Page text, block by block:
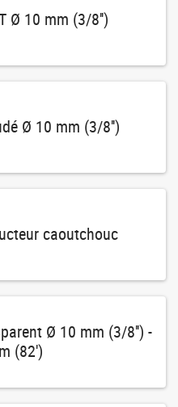
Ø 10 mm (3/8'')
Ø 10 mm (3/8'')
caoutchouc
Ø 10 mm (3/8'') -
(82')